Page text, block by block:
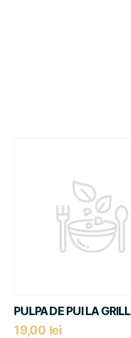
PULPA DE PUI LA GRILL
19,00 lei